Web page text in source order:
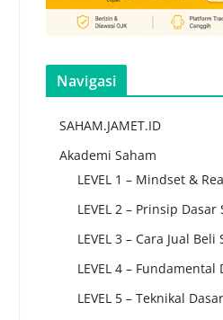
Navigasi
SAHAM.JAMET.ID
Akademi Saham
LEVEL 1 – Mindset &
LEVEL 2 – Prinsip Dasar
LEVEL 3 – Cara Jual Beli
LEVEL 4 – Fundamental
LEVEL 5 – Teknikal Dasar